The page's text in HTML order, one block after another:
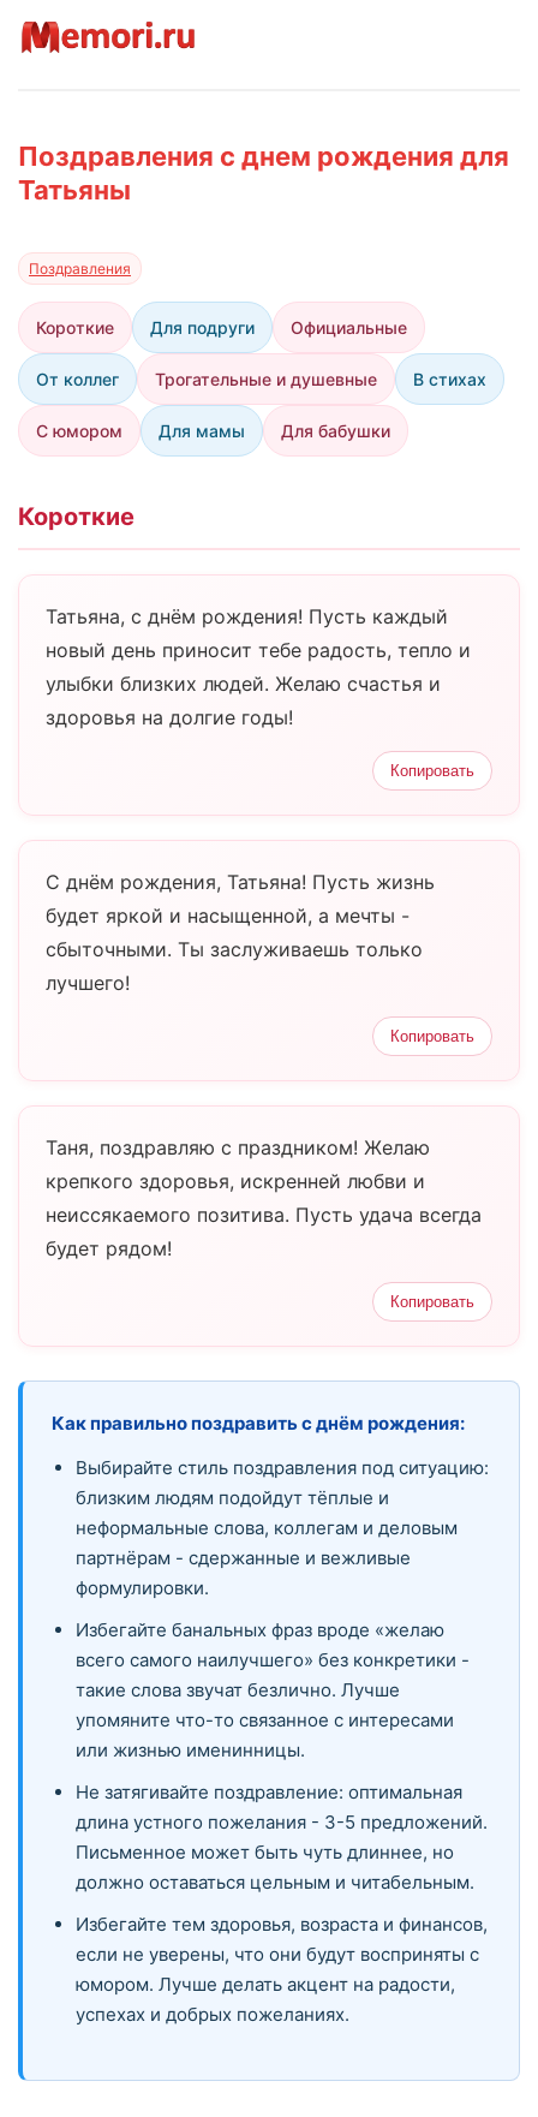
Поздравления с днем рождения для
Татьяны
Поздравления
Короткие Для подруги Официальные
От коллег Трогательные и душевные В стихах
С юмором Для мамы Для бабушки
Короткие
Татьяна, с днём рождения! Пусть каждый
новый день приносит тебе радость, тепло и
улыбки близких людей. Желаю счастья и
здоровья на долгие годы!
Копировать
С днём рождения, Татьяна! Пусть жизнь
будет яркой и насыщенной, а мечты -
сбыточными. Ты заслуживаешь только
лучшего!
Копировать
Таня, поздравляю с праздником! Желаю
крепкого здоровья, искренней любви и
неиссякаемого позитива. Пусть удача всегда
будет рядом!
Копировать
Как правильно поздравить с днём рождения:
Выбирайте стиль поздравления под ситуацию:
близким людям подойдут тёплые и
неформальные слова, коллегам и деловым
партнёрам - сдержанные и вежливые
формулировки.
Избегайте банальных фраз вроде «желаю
всего самого наилучшего» без конкретики -
такие слова звучат безлично. Лучше
упомяните что-то связанное с интересами
или жизнью именинницы.
Не затягивайте поздравление: оптимальная
длина устного пожелания - 3-5 предложений.
Письменное может быть чуть длиннее, но
должно оставаться цельным и читабельным.
Избегайте тем здоровья, возраста и финансов,
если не уверены, что они будут восприняты с
юмором. Лучше делать акцент на радости,
успехах и добрых пожеланиях.